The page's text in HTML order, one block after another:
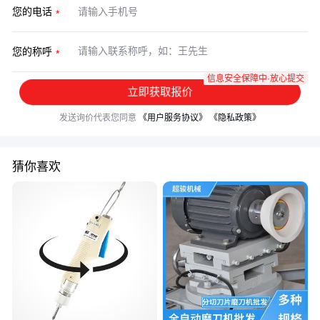
您的电话
您的称呼
立即获取报价
信息安全保障中·放心提交
发送询价代表您同意 《用户服务协议》 《隐私政策》
猜你喜欢